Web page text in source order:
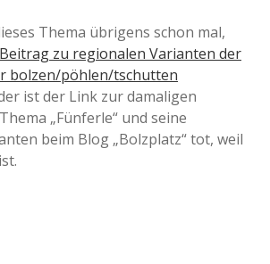
Thema übrigens schon mal,
zu regionalen Varianten der
bolzen/pöhlen/tschutten
ist der Link zur damaligen
„Fünferle“ und seine
beim Blog „Bolzplatz“ tot, weil